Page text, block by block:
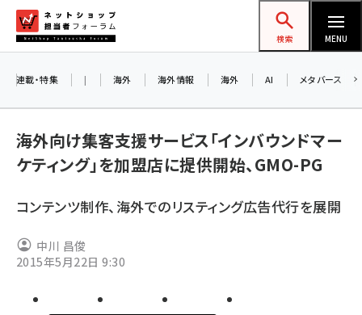
ン
ネットショップ担当者フォーラム
検索 MENU
yahoo (1901)
楽天 (1871)
ecbeing (1207)
アスクル (1119)
連載・特集 | 海外 海外情報 海外 AI メタバース
海外向け集客支援サービス「インバウンドマー
ケティング」を加盟店に提供開始、GMO-PG
コンテンツ制作、海外でのリスティング広告代行を展開
中川 昌俊
2015年5月22日 9:30
お知らせ
AIが
8/26（